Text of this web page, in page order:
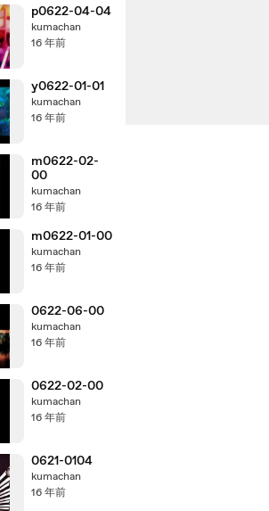
p0622-04-04
kumachan
16 年前
y0622-01-01
kumachan
16 年前
m0622-02-
00
kumachan
16 年前
m0622-01-00
kumachan
16 年前
0622-06-00
kumachan
16 年前
0622-02-00
kumachan
16 年前
0621-0104
kumachan
16 年前